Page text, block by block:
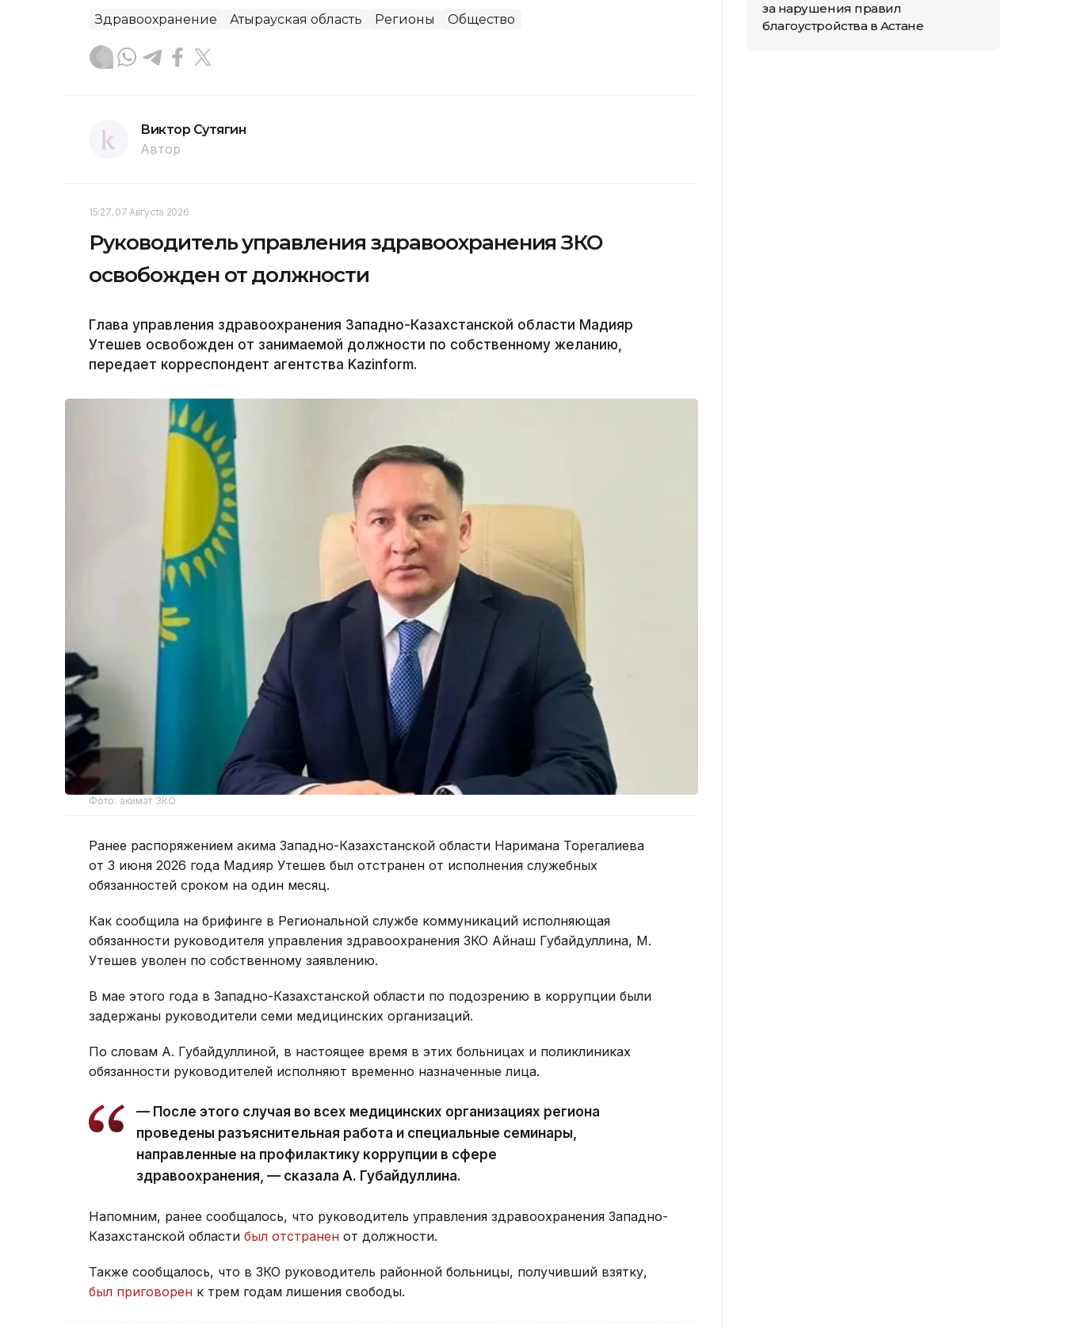
Здравоохранение Атырауская область Регионы Общество
Виктор Сутягин
Автор
15:27, 07 Августа 2026
Руководитель управления здравоохранения ЗКО
освобожден от должности
Глава управления здравоохранения Западно-Казахстанской области Мадияр
Утешев освобожден от занимаемой должности по собственному желанию,
передает корреспондент агентства Kazinform.
Фото: акимат ЗКО
Ранее распоряжением акима Западно-Казахстанской области Наримана Торегалиева
от 3 июня 2026 года Мадияр Утешев был отстранен от исполнения служебных
обязанностей сроком на один месяц.
Как сообщила на брифинге в Региональной службе коммуникаций исполняющая
обязанности руководителя управления здравоохранения ЗКО Айнаш Губайдуллина, М.
Утешев уволен по собственному заявлению.
В мае этого года в Западно-Казахстанской области по подозрению в коррупции были
задержаны руководители семи медицинских организаций.
По словам А. Губайдуллиной, в настоящее время в этих больницах и поликлиниках
обязанности руководителей исполняют временно назначенные лица.
— После этого случая во всех медицинских организациях региона
проведены разъяснительная работа и специальные семинары,
направленные на профилактику коррупции в сфере
здравоохранения, — сказала А. Губайдуллина.
Напомним, ранее сообщалось, что руководитель управления здравоохранения Западно-
Казахстанской области был отстранен от должности.
Также сообщалось, что в ЗКО руководитель районной больницы, получивший взятку,
был приговорен к трем годам лишения свободы.
за нарушения правил
благоустройства в Астане